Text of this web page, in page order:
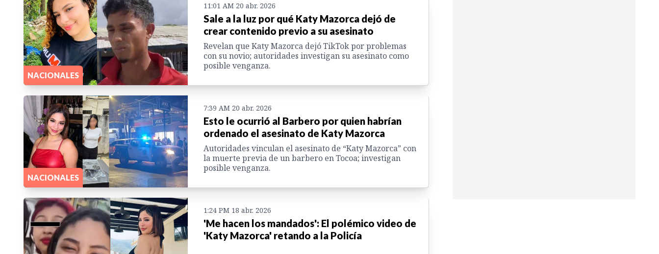
NACIONALES
11:01 AM 20 abr. 2026
Sale a la luz por qué Katy Mazorca dejó de
crear contenido previo a su asesinato
Revelan que Katy Mazorca dejó TikTok por problemas
con su novio; autoridades investigan su asesinato como
posible venganza.
NACIONALES
7:39 AM 20 abr. 2026
Esto le ocurrió al Barbero por quien habrían
ordenado el asesinato de Katy Mazorca
Autoridades vinculan el asesinato de “Katy Mazorca” con
la muerte previa de un barbero en Tocoa; investigan
posible venganza.
1:24 PM 18 abr. 2026
'Me hacen los mandados': El polémico video de
'Katy Mazorca' retando a la Policía